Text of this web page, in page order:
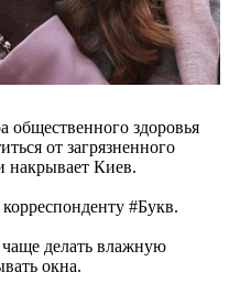
общественного здоровья
от загрязненного
накрывает Киев.
#Букв.
делать влажную
окна.